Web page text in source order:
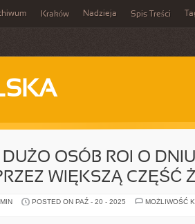
Kraków Nadzieja Spis Treści
OSÓB ROI O
WIĘKSZĄ CZĘŚĆ
POSTED ON PAŹ - 20 - 2025
MOŻLIWOŚĆ